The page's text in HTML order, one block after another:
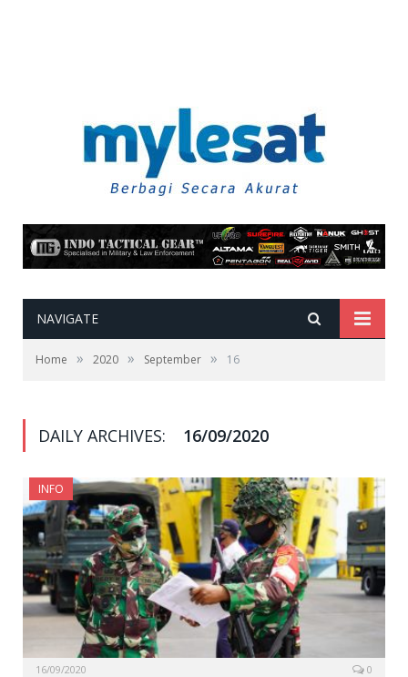
NAVIGATE
Home » 2020 » September » 16
DAILY ARCHIVES: 16/09/2020
INFO
16/09/2020 0